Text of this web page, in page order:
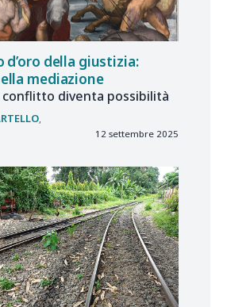
d’oro della giustizia:
mediazione
conflitto diventa possibilità
12 settembre 2025